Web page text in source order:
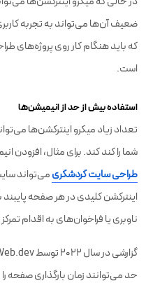
ضعیف آن‌ها می‌تواند به تجربه
که باید هنگام کار روی پروژه‌های
است.
استفاده بیش از حد از انیمیشن‌ها
تعداد زیاد میکرو اینترکشن‌ها
شما را کند کند. برای مثال، افزودن
طراحی سایت گردشگری
اینترکشن کلیدی در هر صفحه
ناوبری یا فراخوان‌های به اقدام